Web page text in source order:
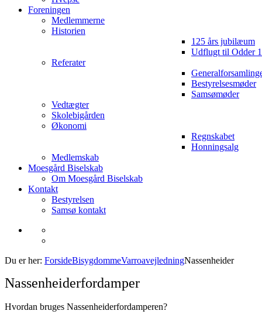
Foreningen
Medlemmerne
Historien
125 års jubilæum
Udflugt til Odder
Referater
Bestyrelsesmøder
Samsømøder
Vedtægter
Skolebigården
Økonomi
Regnskabet
Honningsalg
Medlemskab
Moesgård Biselskab
Om Moesgård Biselskab
Kontakt
Bestyrelsen
Samsø kontakt
Du er her: ForsideBisygdommeVarroavejledningNassenheider
Nassenheiderfordamper
Hvordan bruges Nassenheiderfordamperen?